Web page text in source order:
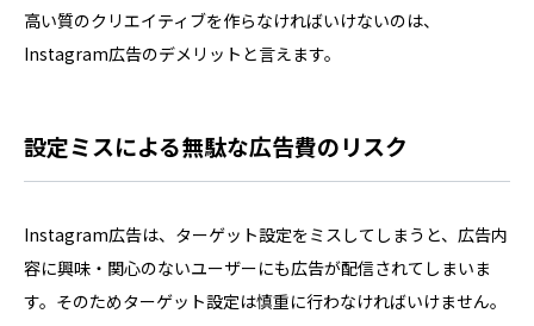
高い質のクリエイティブを作らなければいけないのは、
Instagram広告のデメリットと言えます。
設定ミスによる無駄な広告費のリスク
Instagram広告は、ターゲット設定をミスしてしまうと、広告内
容に興味・関心のないユーザーにも広告が配信されてしまいま
す。そのためターゲット設定は慎重に行わなければいけません。